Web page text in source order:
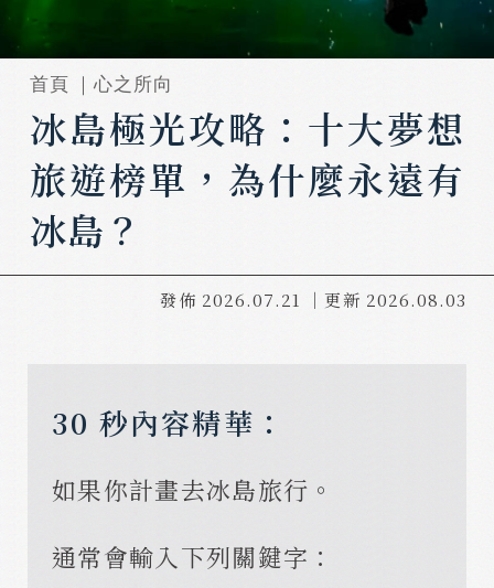
首頁 ｜心之所向
冰島極光攻略：十大夢想
旅遊榜單，為什麼永遠有
冰島？
發佈 2026.07.21 ｜更新 2026.08.03
30 秒內容精華：
如果你計畫去冰島旅行。
通常會輸入下列關鍵字：